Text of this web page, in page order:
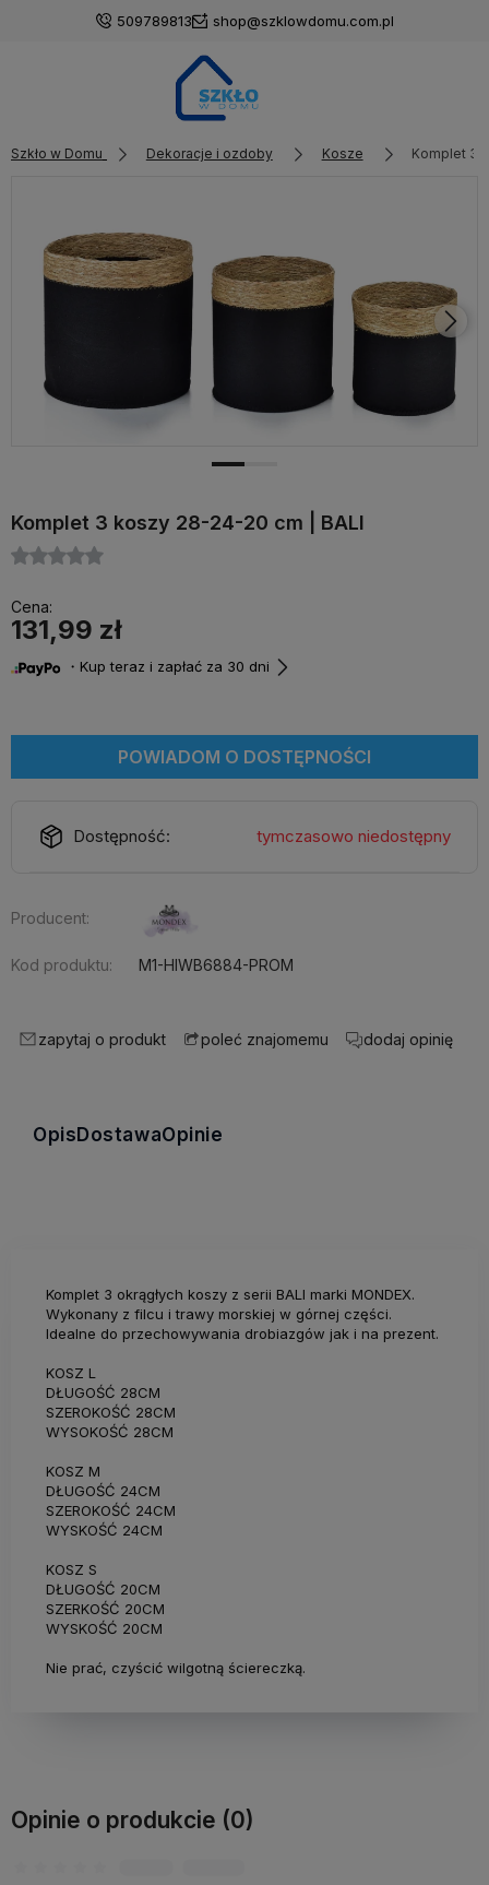
509789813 shop@szklowdomu.com.pl
Szkło w Domu Dekoracje i ozdoby Kosze Komplet 3
Komplet 3 koszy 28-24-20 cm | BALI
Cena:
131,99 zł
・Kup teraz i zapłać za 30 dni
POWIADOM O DOSTĘPNOŚCI
Dostępność: tymczasowo niedostępny
Producent:
Kod produktu: M1-HIWB6884-PROM
zapytaj o produkt poleć znajomemu dodaj opinię
OpisDostawaOpinie
Komplet 3 okrągłych koszy z serii BALI marki MONDEX.
Wykonany z filcu i trawy morskiej w górnej części.
Idealne do przechowywania drobiazgów jak i na prezent.
KOSZ L
DŁUGOŚĆ 28CM
SZEROKOŚĆ 28CM
WYSOKOŚĆ 28CM
KOSZ M
DŁUGOŚĆ 24CM
SZEROKOŚĆ 24CM
WYSKOŚĆ 24CM
KOSZ S
DŁUGOŚĆ 20CM
SZERKOŚĆ 20CM
WYSKOŚĆ 20CM
Nie prać, czyścić wilgotną ściereczką.
Opinie o produkcie (0)